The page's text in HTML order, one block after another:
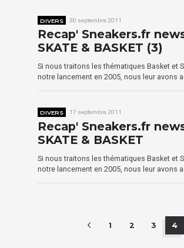
DIVERS 30 septembre 2011
Recap' Sneakers.fr
SKATE & BASKET (3)
Si nous traitons les thématiques Basket et
notre lancement en 2005, nous leur avons
DIVERS 17 septembre 2011
Recap' Sneakers.fr
SKATE & BASKET
Si nous traitons les thématiques Basket et
notre lancement en 2005, nous leur avons
1 2 3 4